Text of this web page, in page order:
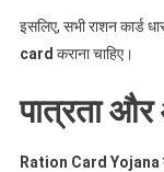
इसलिए, सभी राशन कार्ड
card कराना चाहिए।
पात्रता
Ration Card Yojana